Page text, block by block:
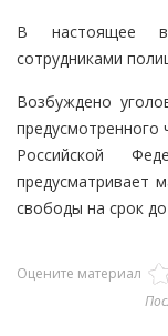
В настоящее
сотрудниками
Возбуждено
предусмотренного
Российской
предусматривает
свободы на срок до
Оцените материал